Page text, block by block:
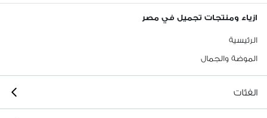
ازياء ومنتجات تجميل في مصر
الرئيسية
الموضة والجمال
الفئات